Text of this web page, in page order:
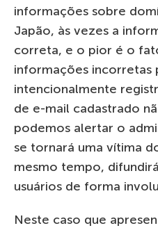
informações sobre
Japão, às vezes a
correta, e o pior é o
informações incorretas
intencionalmente
de e-mail cadastrado
podemos alertar o
se tornará uma vítima
mesmo tempo,
usuários de forma
Neste caso que